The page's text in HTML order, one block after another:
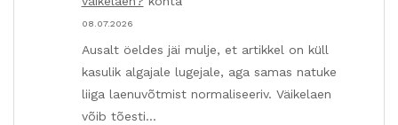
08.07.2026
Ausalt öeldes jäi mulje, et artikkel on küll
kasulik algajale lugejale, aga samas natuke
liiga laenuvõtmist normaliseeriv. Väikelaen
võib tõesti…